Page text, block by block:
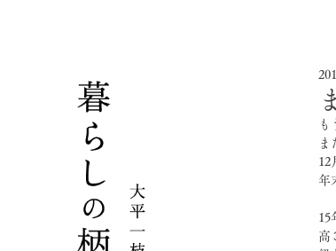
も
ま
12
年
15
高